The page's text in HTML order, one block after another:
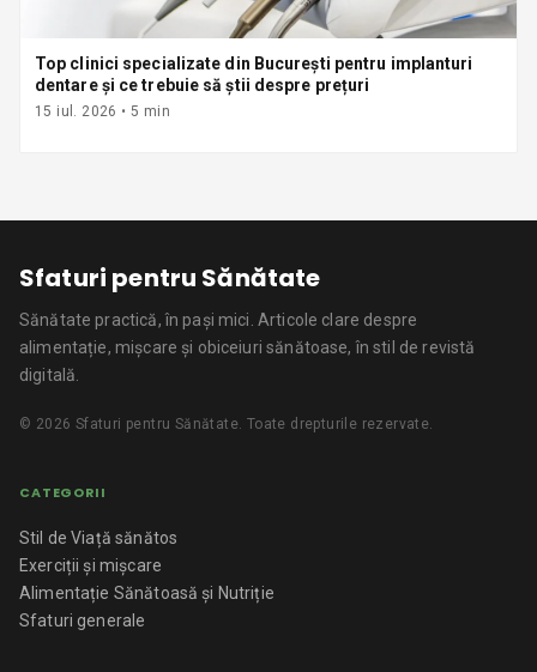
Top clinici specializate din București pentru implanturi
dentare și ce trebuie să știi despre prețuri
15 iul. 2026 •5 min
Sfaturi pentru Sănătate
Sănătate practică, în pași mici. Articole clare despre
alimentație, mișcare și obiceiuri sănătoase, în stil de revistă
digitală.
© 2026 Sfaturi pentru Sănătate . Toate drepturile rezervate.
CATEGORII
Stil de Viață sănătos
Exerciții și mișcare
Alimentație Sănătoasă și Nutriție
Sfaturi generale